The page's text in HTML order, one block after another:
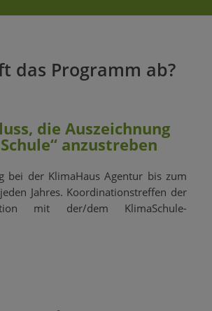
das Programm ab?
die Auszeichnung
anzustreben
bei der KlimaHaus Agentur bis zum
Jahres. Koordinationstreffen der
mit der/dem KlimaSchule-